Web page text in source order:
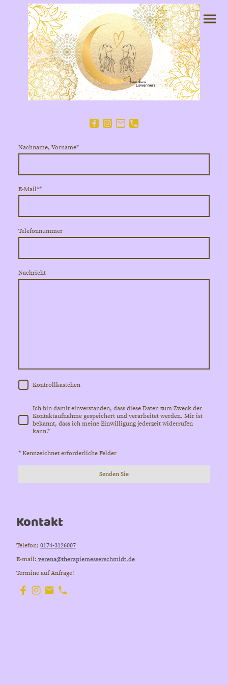
Nachname, Vorname*
E-Mail**
Telefonnummer
Nachricht
Kontrollkästchen
Ich bin damit einverstanden, dass diese Daten zum Zweck der
Kontaktaufnahme gespeichert und verarbeitet werden. Mir ist
bekannt, dass ich meine Einwilligung jederzeit widerrufen
kann.*
* Kennzeichnet erforderliche Felder
Senden Sie
Kontakt
Telefon: 0174-3126007
E-mail: verena@therapiemesserschmidt.de
Termine auf Anfrage!